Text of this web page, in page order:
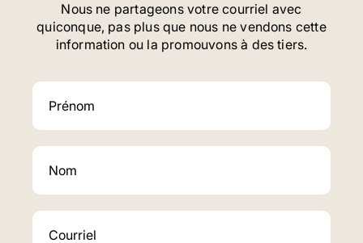
Nous ne partageons votre courriel avec
quiconque, pas plus que nous ne vendons cette
information ou la promouvons à des tiers.